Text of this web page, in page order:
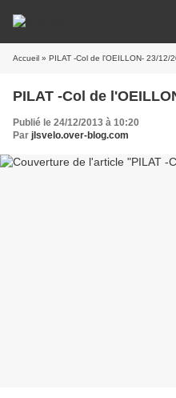
Accueil » PILAT -Col de l'OEILLON- 23/12/
PILAT -Col de
Publié le 24/12/2013 à 10:20
Par jlsvelo.over-blog.com